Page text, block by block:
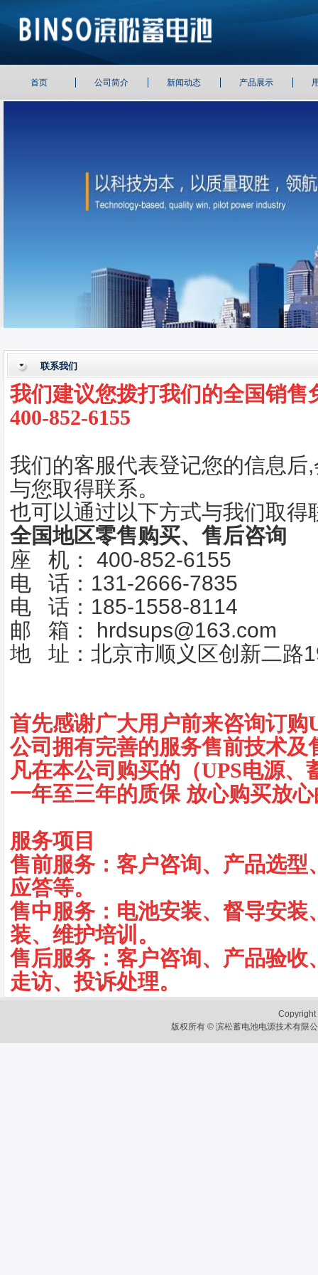
首页 公司简介 新闻动态 产品展示
联系我们
我们建议您拨打我们的全国销售
400-852-6155
我们的客服代表登记您的信息后
与您取得联系。
也可以通过以下方式与我们取得
全国地区零售购买、售后咨询
座 机： 400-852-6155
电 话：131-2666-7835
电 话：185-1558-8114
邮 箱： hrdsups@163.com
地 址：北京市顺义区创新二路
首先感谢广大用户前来咨询订购
公司拥有完善的服务售前技术及
凡在本公司购买的（UPS电源、
一年至三年的质保 放心购买放
服务项目
售前服务：客户咨询、产品选型
应答等。
售中服务：电池安装、督导安装
装、维护培训。
售后服务：客户咨询、产品验收
走访、投诉处理。
版权所有 © 滨松蓄电池电源技术有限